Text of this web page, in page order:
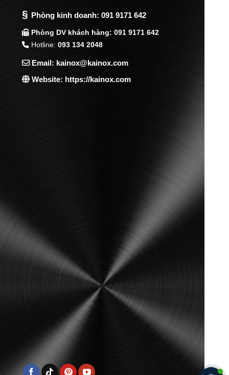
§ Phòng kinh doanh: 091 9171 642
Phòng DV khách hàng: 091 9171 642
Hotline:093 134 2048
Email: kainox@kainox.com
Website: https://kainox.com